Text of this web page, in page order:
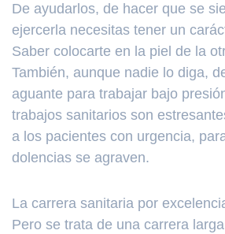
De ayudarlos, de hacer que se
ejercerla necesitas tener un
Saber colocarte en la piel de la
También, aunque nadie lo diga,
aguante para trabajar bajo
trabajos sanitarios son
a los pacientes con urgencia,
dolencias se agraven.
La carrera sanitaria por
Pero se trata de una carrera